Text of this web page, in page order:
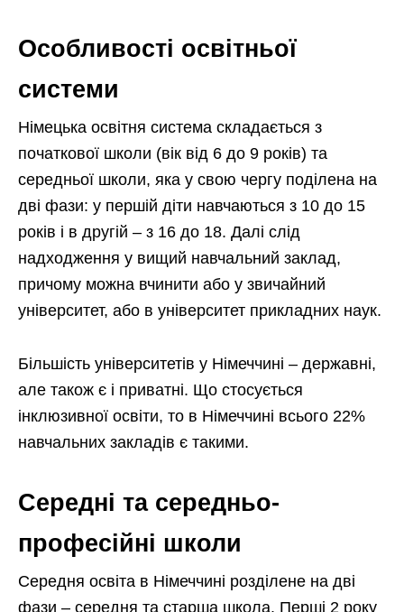
Особливості освітньої
системи
Німецька освітня система складається з
початкової школи (вік від 6 до 9 років) та
середньої школи, яка у свою чергу поділена на
дві фази: у першій діти навчаються з 10 до 15
років і в другій – з 16 до 18. Далі слід
надходження у вищий навчальний заклад,
причому можна вчинити або у звичайний
університет, або в університет прикладних наук.
Більшість університетів у Німеччині – державні,
але також є і приватні. Що стосується
інклюзивної освіти, то в Німеччині всього 22%
навчальних закладів є такими.
Середні та середньо-
професійні школи
Середня освіта в Німеччині розділене на дві
фази – середня та старша школа. Перші 2 року